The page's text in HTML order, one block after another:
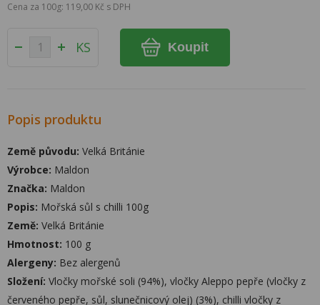
Cena za 100g: 119,00 Kč s DPH
KS Koupit
Popis produktu
Země původu: Velká Británie
Výrobce: Maldon
Značka: Maldon
Popis: Mořská sůl s chilli 100g
Země: Velká Británie
Hmotnost: 100 g
Alergeny: Bez alergenů
Složení: Vločky mořské soli (94%), vločky Aleppo pepře (vločky z
červeného pepře, sůl, slunečnicový olej) (3%), chilli vločky z